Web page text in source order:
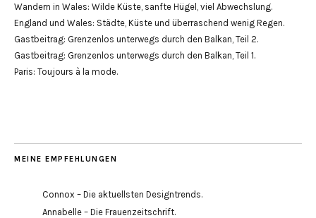
Wandern in Wales: Wilde Küste, sanfte Hügel, viel Abwechslung.
England und Wales: Städte, Küste und überraschend wenig Regen.
Gastbeitrag: Grenzenlos unterwegs durch den Balkan, Teil 2.
Gastbeitrag: Grenzenlos unterwegs durch den Balkan, Teil 1.
Paris: Toujours à la mode.
MEINE EMPFEHLUNGEN
Connox – Die aktuellsten Designtrends.
Annabelle – Die Frauenzeitschrift.